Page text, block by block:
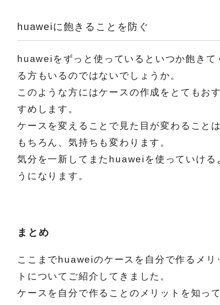
huaweiに飽きることを防ぐ
huaweiをずっと使っているといつか飽きて
る方もいるのではないでしょうか。
このような方にはケースの作成をとてもお
すめします。
ケースを変えることで見た目が変わること
もちろん、気持ちも変わります。
気分を一新してまたhuaweiを使っていける
うになります。
まとめ
ここまでhuaweiのケースを自分で作るメリ
トについてご紹介してきました。
ケースを自分で作ることのメリットを知っ